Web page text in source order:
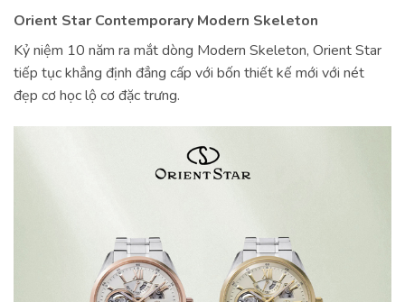
Orient Star Contemporary Modern Skeleton
Kỷ niệm 10 năm ra mắt dòng Modern Skeleton, Orient Star
tiếp tục khẳng định đẳng cấp với bốn thiết kế mới với nét
đẹp cơ học lộ cơ đặc trưng.